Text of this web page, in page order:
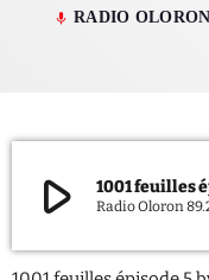
PODCASTS
QUI SOMMES
CONTACT
ADHÉRER OU
mic RADIO
play_arrow 1001 feuilles
Radio Oloron